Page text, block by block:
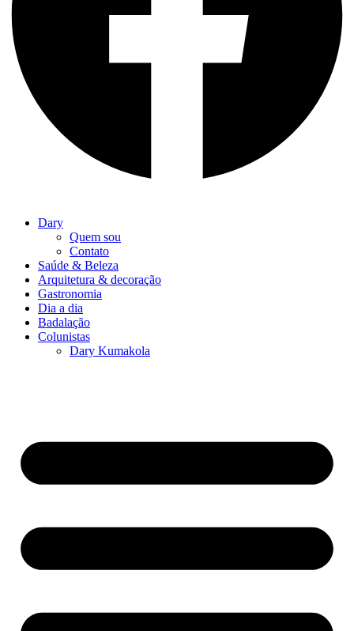
Dary
Quem sou
Contato
Saúde & Beleza
Arquitetura & decoração
Gastronomia
Dia a dia
Badalação
Colunistas
Dary Kumakola